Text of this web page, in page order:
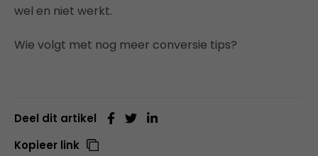
wel en niet werkt.
Wie volgt met nog meer conversie tips?
Deel dit artikel
Kopieer link